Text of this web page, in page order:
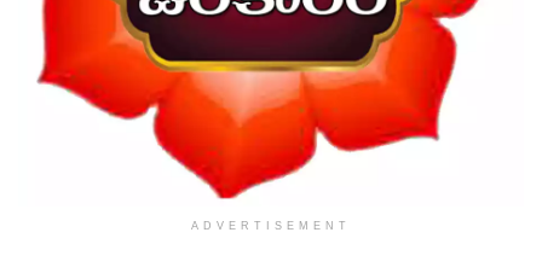
ADVERTISEMENT